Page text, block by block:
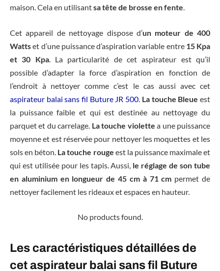
maison. Cela en utilisantsa tête de brosse en fente.
Cet appareil de nettoyage dispose d’un moteur de 400
Wattset d’une puissance d’aspiration variable entre 15 Kpa
et 30 Kpa. La particularité de cet aspirateur est qu’il
possible d’adapter la force d’aspiration en fonction de
l’endroit à nettoyer comme c’est le cas aussi avec cet
aspirateur balai sans fil Buture JR 500. La touche Bleue est
la puissance faible et qui est destinée au nettoyage du
parquet et du carrelage. La touche violette a une puissance
moyenne et est réservée pour nettoyer les moquettes et les
sols en béton. La touche rouge est la puissance maximale et
qui est utilisée pour les tapis. Aussi, le réglage de son tube
en aluminium en longueur de 45 cm à 71 cm permet de
nettoyer facilement les rideaux et espaces en hauteur.
No products found.
Les caractéristiques détaillées de
cet aspirateur balai sans fil Buture